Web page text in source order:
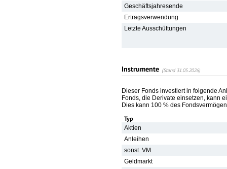
Geschäftsjahresende
Ertragsverwendung
Letzte Ausschüttungen
Instrumente (Stand 31.05.2026)
Dieser Fonds investiert in folgende
Fonds, die Derivate einsetzen, kann
Dies kann 100 % des
Typ
Aktien
Anleihen
sonst. VM
Geldmarkt